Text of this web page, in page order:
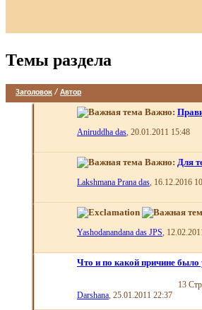
Темы раздела
Заголовок / Автор
Важно:
Aniruddha das , 20.01.2011 15:48
Важно: Для
Lakshmana Prana das , 16.12.2016
Yashodanandana das JPS ,
Что и по какой причине было
Darshana , 25.01.2011 22:37
13